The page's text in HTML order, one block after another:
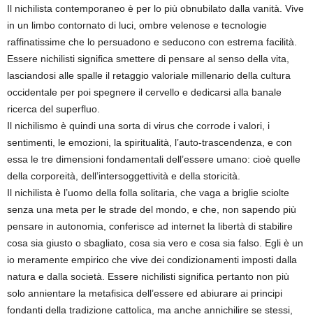
Il nichilista contemporaneo è per lo più obnubilato dalla vanità. Vive
in un limbo contornato di luci, ombre velenose e tecnologie
raffinatissime che lo persuadono e seducono con estrema facilità.
Essere nichilisti significa smettere di pensare al senso della vita,
lasciandosi alle spalle il retaggio valoriale millenario della cultura
occidentale per poi spegnere il cervello e dedicarsi alla banale
ricerca del superfluo.
Il nichilismo è quindi una sorta di virus che corrode i valori, i
sentimenti, le emozioni, la spiritualità, l’auto-trascendenza, e con
essa le tre dimensioni fondamentali dell’essere umano: cioè quelle
della corporeità, dell’intersoggettività e della storicità.
Il nichilista è l’uomo della folla solitaria, che vaga a briglie sciolte
senza una meta per le strade del mondo, e che, non sapendo più
pensare in autonomia, conferisce ad internet la libertà di stabilire
cosa sia giusto o sbagliato, cosa sia vero e cosa sia falso. Egli è un
io meramente empirico che vive dei condizionamenti imposti dalla
natura e dalla società. Essere nichilisti significa pertanto non più
solo annientare la metafisica dell’essere ed abiurare ai principi
fondanti della tradizione cattolica, ma anche annichilire se stessi,